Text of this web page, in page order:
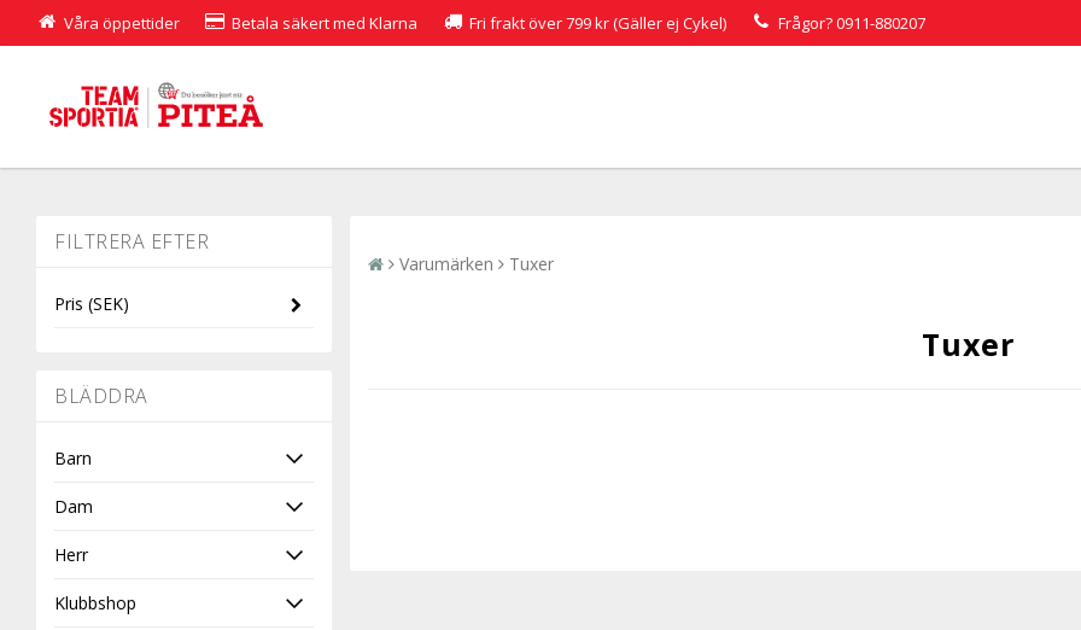
Våra öppettider Betala säkert med Klarna Fri frakt över 799 kr (Gäller ej Cykel) Frågor?0911-880207
Pris (SEK)
BLÄDDRA
Barn
Dam
Herr
Klubbshop
Varumärken Tuxer
Tuxer